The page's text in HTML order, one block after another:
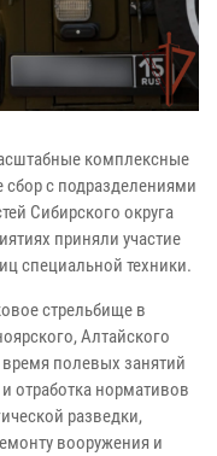
комплексные
сбор с подразделениями
Сибирского округа
приняли участие
специальной техники.
стрельбище в
Алтайского
полевых занятий
отработка нормативов
разведки,
вооружения и